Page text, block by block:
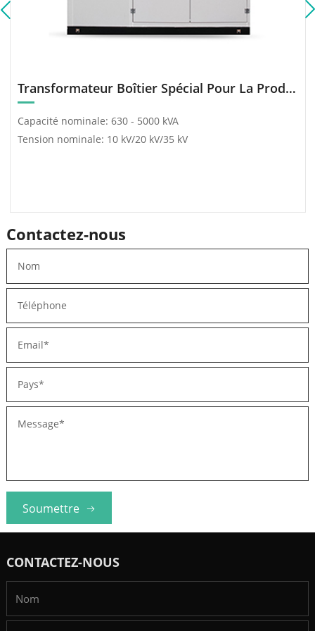
Transformateur Boîtier Spécial Pour La Production D’Énergie (Photovoltaïque/Éolien)
Capacité nominale: 630 - 5000 kVA
Tension nominale: 10 kV/20 kV/35 kV
Contactez-nous
Soumettre
CONTACTEZ-NOUS